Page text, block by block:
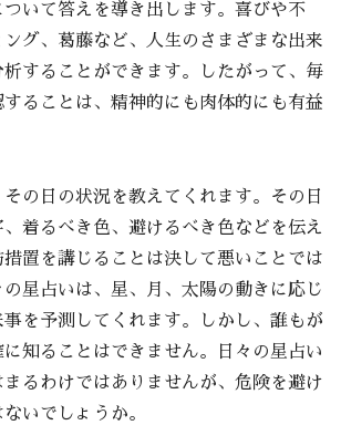
ついて答えを導き出します。喜びや不
グ、葛藤など、人生のさまざまな出来
することができます。したがって、毎
することは、精神的にも肉体的にも有益
の日の状況を教えてくれます。その日
着るべき色、避けるべき色などを伝え
置を講じることは決して悪いことでは
星占いは、星、月、太陽の動きに応じ
を予測してくれます。しかし、誰もが
に知ることはできません。日々の星占い
るわけではありませんが、危険を避け
いでしょうか。